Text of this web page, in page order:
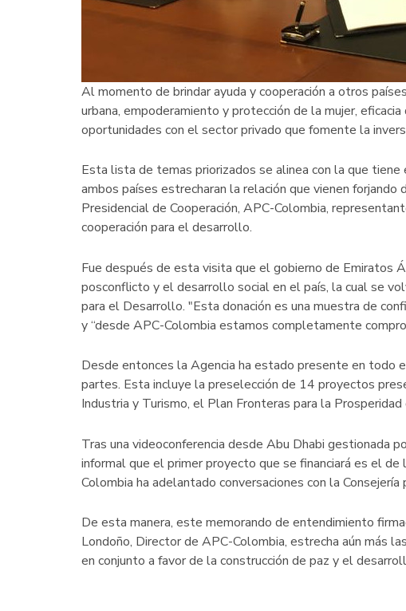
Al momento de brindar ayuda y cooperación a otros
urbana, empoderamiento y protección de la mujer,
oportunidades con el sector privado que fomente la
Esta lista de temas priorizados se alinea con la que
ambos países estrecharan la relación que vienen
Presidencial de Cooperación, APC-Colombia,
cooperación para el desarrollo.
Fue después de esta visita que el gobierno de Emiratos
posconflicto y el desarrollo social en el país, la cual se
para el Desarrollo. "Esta donación es una muestra de
y “desde APC-Colombia estamos completamente
Desde entonces la Agencia ha estado presente en todo
partes. Esta incluye la preselección de 14 proyectos
Industria y Turismo, el Plan Fronteras para la
Tras una videoconferencia desde Abu Dhabi gestionada
informal que el primer proyecto que se financiará es el
Colombia ha adelantado conversaciones con la
De esta manera, este memorando de entendimiento
Londoño, Director de APC-Colombia, estrecha aún más
en conjunto a favor de la construcción de paz y el